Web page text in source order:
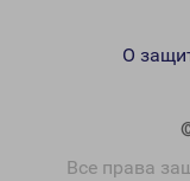
Все права
О